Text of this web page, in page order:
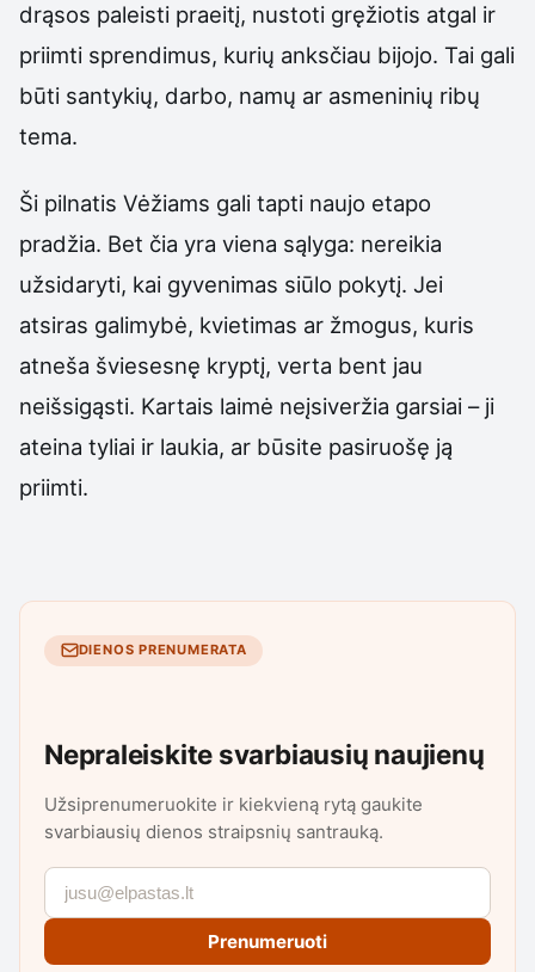
drąsos paleisti praeitį, nustoti gręžiotis atgal ir
priimti sprendimus, kurių anksčiau bijojo. Tai gali
būti santykių, darbo, namų ar asmeninių ribų
tema.
Ši pilnatis Vėžiams gali tapti naujo etapo
pradžia. Bet čia yra viena sąlyga: nereikia
užsidaryti, kai gyvenimas siūlo pokytį. Jei
atsiras galimybė, kvietimas ar žmogus, kuris
atneša šviesesnę kryptį, verta bent jau
neišsigąsti. Kartais laimė neįsiveržia garsiai – ji
ateina tyliai ir laukia, ar būsite pasiruošę ją
priimti.
DIENOS PRENUMERATA
Nepraleiskite svarbiausių naujienų
Užsiprenumeruokite ir kiekvieną rytą gaukite
svarbiausių dienos straipsnių santrauką.
Prenumeruoti